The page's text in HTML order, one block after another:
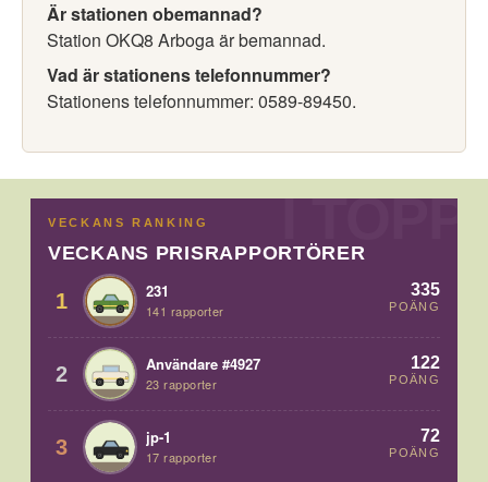
Är stationen obemannad?
Station OKQ8 Arboga är bemannad.
Vad är stationens telefonnummer?
Stationens telefonnummer: 0589-89450.
VECKANS RANKING
VECKANS PRISRAPPORTÖRER
1 231
141 rapporter
335
POÄNG
2 Användare #4927
23 rapporter
122
POÄNG
3 jp-1
17 rapporter
72
POÄNG